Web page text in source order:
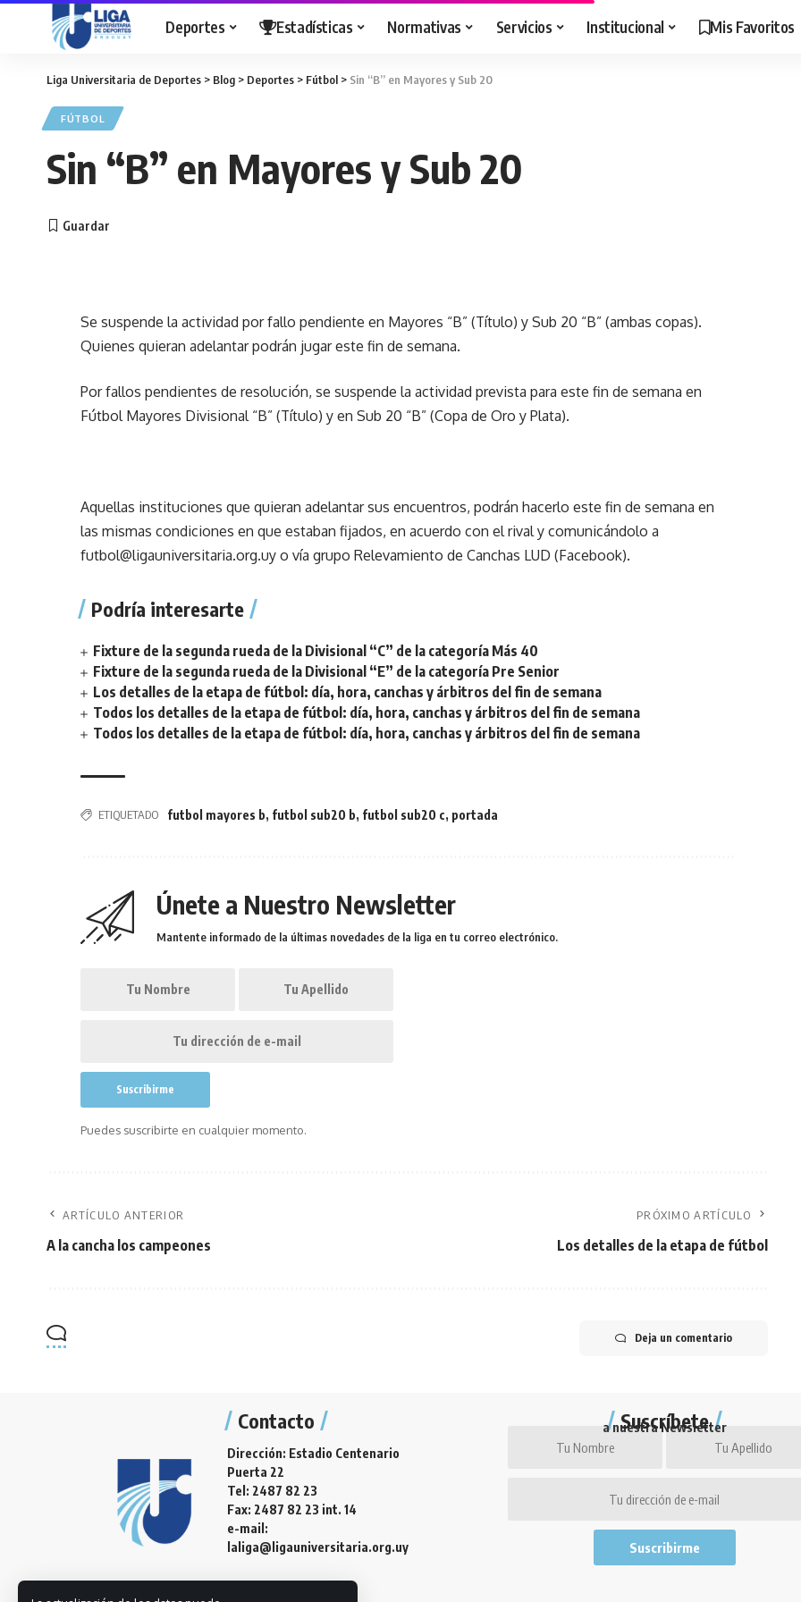
Deportes Estadísticas Normativas Servicios Institucional Mis Favoritos
Liga Universitaria de Deportes > Blog > Deportes > Fútbol > Sin “B” en Mayores y Sub 20
FÚTBOL
Sin “B” en Mayores y Sub 20
Se suspende la actividad por fallo pendiente en Mayores “B” (Título) y Sub 20 “B” (ambas copas).
Quienes quieran adelantar podrán jugar este fin de semana.
Por fallos pendientes de resolución, se suspende la actividad prevista para este fin de semana en
Fútbol Mayores Divisional “B” (Título) y en Sub 20 “B” (Copa de Oro y Plata).
Aquellas instituciones que quieran adelantar sus encuentros, podrán hacerlo este fin de semana en
las mismas condiciones en que estaban fijados, en acuerdo con el rival y comunicándolo a
futbol@ligauniversitaria.org.uy o vía grupo Relevamiento de Canchas LUD (Facebook).
Podría interesarte
Fixture de la segunda rueda de la Divisional “C” de la categoría Más 40
Fixture de la segunda rueda de la Divisional “E” de la categoría Pre Senior
Los detalles de la etapa de fútbol: día, hora, canchas y árbitros del fin de semana
Todos los detalles de la etapa de fútbol: día, hora, canchas y árbitros del fin de semana
Todos los detalles de la etapa de fútbol: día, hora, canchas y árbitros del fin de semana
ETIQUETADO futbol mayores b, futbol sub20 b, futbol sub20 c, portada
Únete a Nuestro Newsletter
Mantente informado de la últimas novedades de la liga en tu correo electrónico.
Puedes suscribirte en cualquier momento.
ARTÍCULO ANTERIOR
A la cancha los campeones
PRÓXIMO ARTÍCULO
Los detalles de la etapa de fútbol
Deja un comentario
Contacto
Dirección: Estadio Centenario
Puerta 22
Tel: 2487 82 23
Fax: 2487 82 23 int. 14
e-mail:
laliga@ligauniversitaria.org.uy
Suscríbete
a nuestra Newsletter